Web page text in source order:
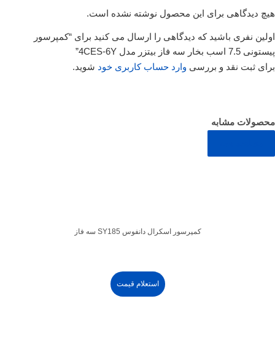
هیچ دیدگاهی برای این محصول نوشته نشده است.
اولین نفری باشید که دیدگاهی را ارسال می کنید برای “کمپرسور
پیستونی 7.5 اسب بخار سه فاز بیتزر مدل 4CES-6Y”
برای ثبت نقد و بررسی وارد حساب کاربری خود شوید.
محصولات مشابه
کمپرسور اسکرال دانفوس SY185 سه فاز
استعلام قیمت